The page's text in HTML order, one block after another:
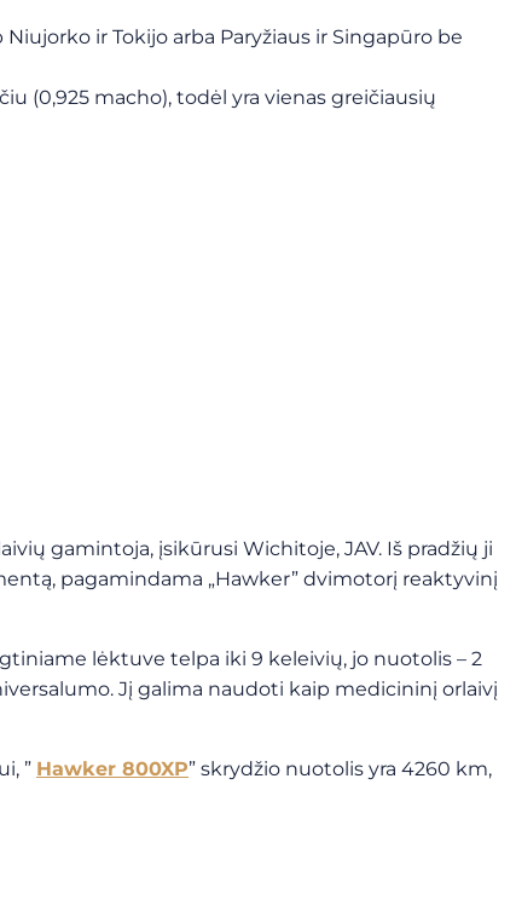
ir Tokijo arba Paryžiaus ir Singapūro be
(0,925 macho), todėl yra vienas greičiausių
gamintoja, įsikūrusi Wichitoje, JAV. Iš pradžių ji
pagamindama „Hawker” dvimotorį reaktyvinį
lėktuve telpa iki 9 keleivių, jo nuotolis – 2
Jį galima naudoti kaip medicininį orlaivį
” Hawker 800XP” skrydžio nuotolis yra 4260 km,